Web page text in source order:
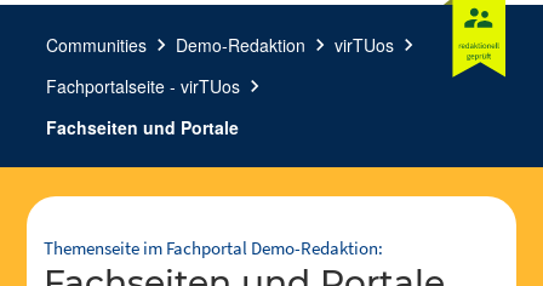
Communities chevron_right Demo-Redaktion chevron_right virTUos chevron_right
Fachportalseite - virTUos chevron_right
Fachseiten und Portale
Themenseite im Fachportal Demo-Redaktion: